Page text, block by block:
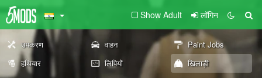
Show Adult लॉगिन
उपकरण वाहन
Paint Jobs
हथियार
लिपियों
खिलाड़ी